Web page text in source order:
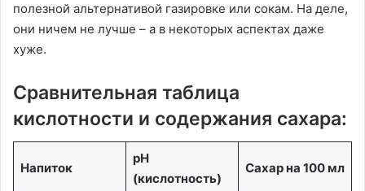
полезной альтернативой газировке или сокам. На деле,
они ничем не лучше – а в некоторых аспектах даже
хуже.
Сравнительная таблица
кислотности и содержания сахара:
Напиток
pH
(кислотность)
Сахар на 100 мл